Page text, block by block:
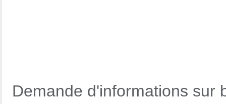
Demande d'informations sur